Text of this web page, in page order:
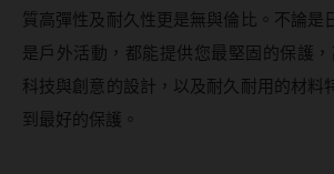
質高彈性及耐久性更是無與倫比。不論是
是戶外活動，都能提供您最堅固的保護
科技與創意的設計，以及耐久耐用的材料
到最好的保護。